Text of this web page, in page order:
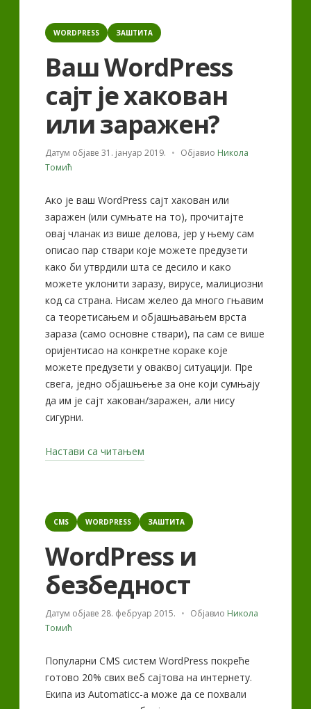
чишћење
фајлова“
Categories
WORDPRESS ЗАШТИТА
Ваш WordPress
сајт је хакован
или заражен?
Датум објаве31. јануар 2019. Објавио Никола
Томић
Ако је ваш WordPress сајт хакован или
заражен (или сумњате на то), прочитајте
овај чланак из више делова, јер у њему сам
описао пар ствари које можете предузети
како би утврдили шта се десило и како
можете уклонити заразу, вирусе, малициозни
код са страна. Нисам желео да много гњавим
са теоретисањем и објашњавањем врста
зараза (само основне ствари), па сам се више
оријентисао на конкретне кораке које
можете предузети у оваквој ситуацији. Пре
свега, једно објашњење за оне који сумњају
да им је сајт хакован/заражен, али нису
сигурни.
Настави са читањем
хакован
или
заражен?“
Categories
CMS WORDPRESS ЗАШТИТА
WordPress и
безбедност
Датум објаве28. фебруар 2015. Објавио Никола
Томић
Популарни CMS систем WordPress покреће
готово 20% свих веб сајтова на интернету.
Екипа из Automaticc-a може да се похвали